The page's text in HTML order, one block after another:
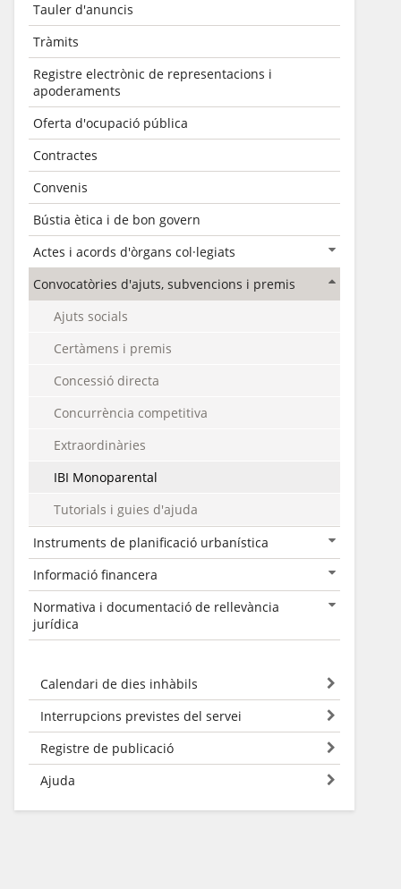
Tauler d'anuncis
Tràmits
Registre electrònic de representacions i
apoderaments
Oferta d'ocupació pública
Contractes
Convenis
Bústia ètica i de bon govern
Actes i acords d'òrgans col·legiats
Convocatòries d'ajuts, subvencions i premis
Ajuts socials
Certàmens i premis
Concessió directa
Concurrència competitiva
Extraordinàries
IBI Monoparental
Tutorials i guies d'ajuda
Instruments de planificació urbanística
Informació financera
Normativa i documentació de rellevància
jurídica
Calendari de dies inhàbils
Interrupcions previstes del servei
Registre de publicació
Ajuda